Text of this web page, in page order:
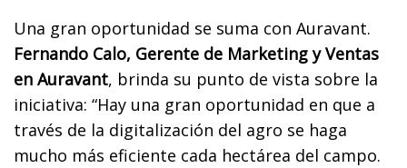
Una gran oportunidad se suma con Auravant.
Fernando Calo, Gerente de Marketing y Ventas
en Auravant, brinda su punto de vista sobre la
iniciativa: “Hay una gran oportunidad en que a
través de la digitalización del agro se haga
mucho más eficiente cada hectárea del campo.